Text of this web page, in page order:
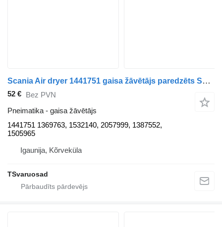
Scania Air dryer 1441751 gaisa žāvētājs paredzēts Scania P94 vilcēja
52 € Bez PVN
Pneimatika - gaisa žāvētājs
1441751 1369763, 1532140, 2057999, 1387552,
1505965
Igaunija, Kõrveküla
TSvaruosad